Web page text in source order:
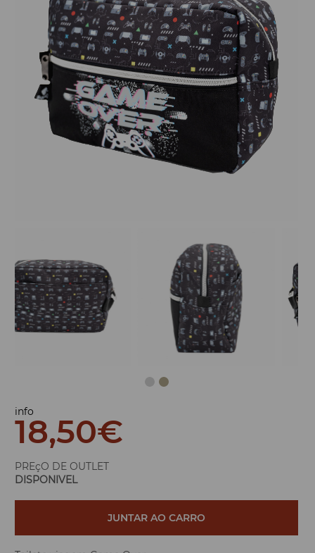
info
18,50€
PREçO DE OUTLET
DISPONIVEL
JUNTAR AO CARRO